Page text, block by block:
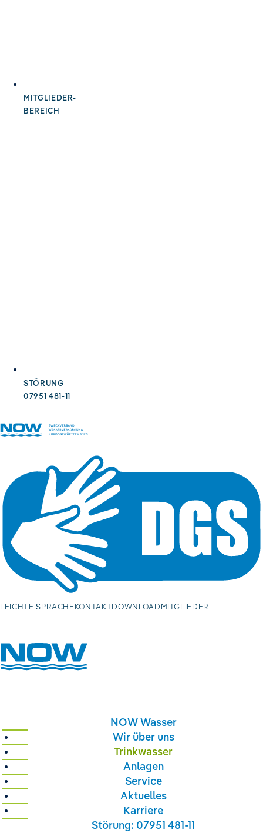
MITGLIEDER-
BEREICH
STÖRUNG
07951 481-11
LEICHTE SPRACHEKONTAKTDOWNLOADMITGLIEDER
NOW Wasser
Wir über uns
Trinkwasser
Anlagen
Service
Aktuelles
Karriere
Störung: 07951 481-11